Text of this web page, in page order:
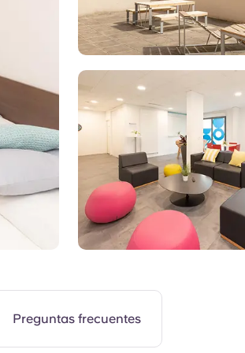
Zonas comunes
Preguntas frecuentes